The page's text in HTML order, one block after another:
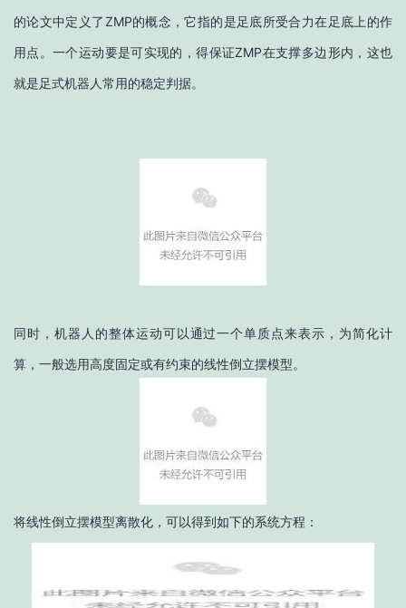
的论文中定义了ZMP的概念，它指的是足底所受合力在足底上的作
用点。一个运动要是可实现的，得保证ZMP在支撑多边形内，这也
就是足式机器人常用的稳定判据。
同时，机器人的整体运动可以通过一个单质点来表示，为简化计
算，一般选用高度固定或有约束的线性倒立摆模型。
将线性倒立摆模型离散化，可以得到如下的系统方程：